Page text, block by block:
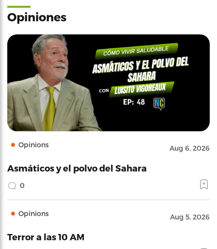
Opiniones
Opinions Aug 6, 2026
Asmáticos y el polvo del Sahara
0
Opinions Aug 5, 2026
Terror a las 10 AM